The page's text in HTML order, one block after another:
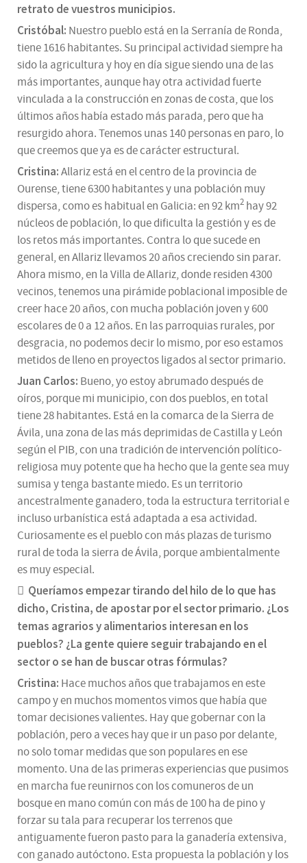
retrato de vuestros municipios.
Cristóbal: Nuestro pueblo está en la Serranía de Ronda,
tiene 1616 habitantes. Su principal actividad siempre ha
sido la agricultura y hoy en día sigue siendo una de las
más importantes, aunque hay otra actividad fuerte
vinculada a la construcción en zonas de costa, que los
últimos años había estado más parada, pero que ha
resurgido ahora. Tenemos unas 140 personas en paro, lo
que creemos que ya es de carácter estructural.
Cristina:Allariz está en el centro de la provincia de
Ourense, tiene 6300 habitantes y una población muy
dispersa, como es habitual en Galicia: en 92 km2 hay 92
núcleos de población, lo que dificulta la gestión y es de
los retos más importantes. Contra lo que sucede en
general, en Allariz llevamos 20 años creciendo sin parar.
Ahora mismo, en la Villa de Allariz, donde residen 4300
vecinos, tenemos una pirámide poblacional imposible de
creer hace 20 años, con mucha población joven y 600
escolares de 0 a 12 años. En las parroquias rurales, por
desgracia, no podemos decir lo mismo, por eso estamos
metidos de lleno en proyectos ligados al sector primario.
Juan Carlos: Bueno, yo estoy abrumado después de
oíros, porque mi municipio, con dos pueblos, en total
tiene 28 habitantes. Está en la comarca de la Sierra de
Ávila, una zona de las más deprimidas de Castilla y León
según el PIB, con una tradición de intervención político-
religiosa muy potente que ha hecho que la gente sea muy
sumisa y tenga bastante miedo. Es un territorio
ancestralmente ganadero, toda la estructura territorial e
incluso urbanística está adaptada a esa actividad.
Curiosamente es el pueblo con más plazas de turismo
rural de toda la sierra de Ávila, porque ambientalmente
es muy especial.
Queríamos empezar tirando del hilo de lo que has
dicho, Cristina, de apostar por el sector primario. ¿Los
temas agrarios y alimentarios interesan en los
pueblos? ¿La gente quiere seguir trabajando en el
sector o se han de buscar otras fórmulas?
Cristina: Hace muchos años que trabajamos en este
campo y en muchos momentos vimos que había que
tomar decisiones valientes. Hay que gobernar con la
población, pero a veces hay que ir un paso por delante,
no solo tomar medidas que son populares en ese
momento. Una de las primeras experiencias que pusimos
en marcha fue reunirnos con los comuneros de un
bosque en mano común con más de 100 ha de pino y
forzar su tala para recuperar los terrenos que
antiguamente fueron pasto para la ganadería extensiva,
con ganado autóctono. Esta propuesta la población y los